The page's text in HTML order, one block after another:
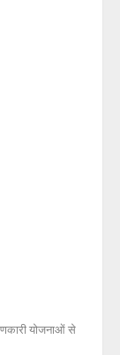
योजनाओं से